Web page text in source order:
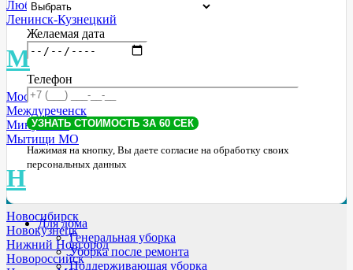
Люберцы
Ленинск-Кузнецкий
М
Москва
Междуреченск
Минусинск
Мытищи МО
Н
Новосибирск
Новокузнецк
Нижний Новгород
Новороссийск
Желаемая дата
Телефон
Нажимая на кнопку, Вы даете согласие на обработку своих
персональных данных
Для дома
Генеральная уборка
Уборка после ремонта
Поддерживающая уборка